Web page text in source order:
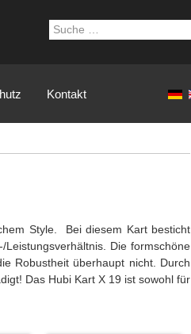
Suchen
Kontakt
Style. Bei diesem Kart besticht
Die formschöne
Robustheit überhaupt nicht. Durch
Das Hubi Kart X 19 ist sowohl für